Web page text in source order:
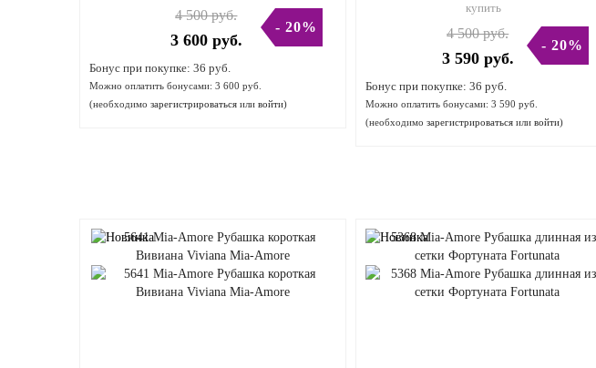
4 500 руб.
3 600 руб.
- 20%
Бонус при покупке: 36 руб.
Можно оплатить бонусами: 3 600 руб.
(необходимо зарегистрироваться или войти)
купить
4 500 руб.
3 590 руб.
- 20%
Бонус при покупке: 36 руб.
Можно оплатить бонусами: 3 590 руб.
(необходимо зарегистрироватьсяили войти)